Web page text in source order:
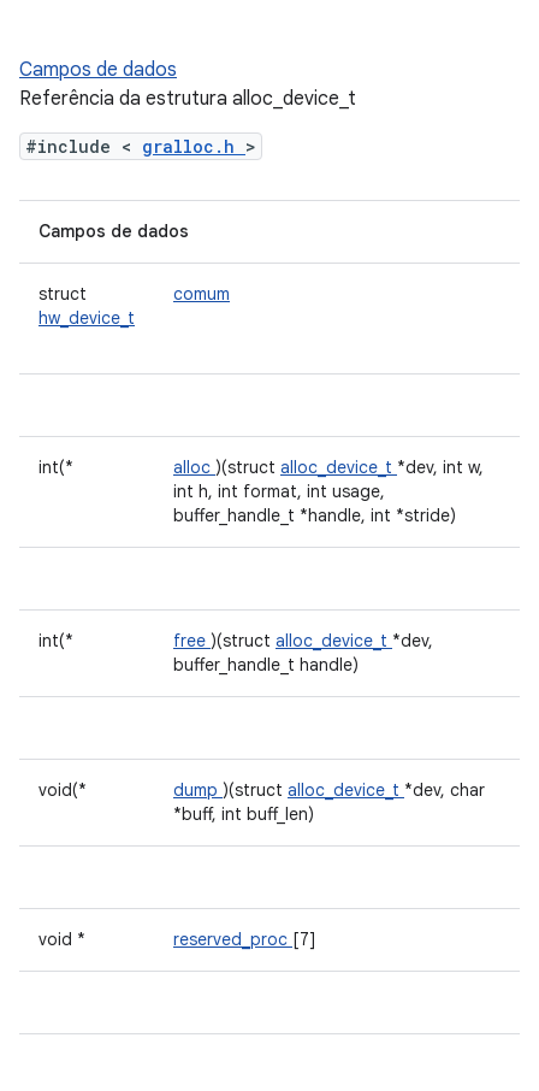
Campos de dados
Referência da estrutura alloc_device_t
#include < gralloc.h >
Campos de dados
struct
hw_device_t
comum
int(* alloc )(struct alloc_device_t *dev, int w,
int h, int format, int usage,
buffer_handle_t *handle, int *stride)
int(* free )(struct alloc_device_t *dev,
buffer_handle_t handle)
void(* dump )(struct alloc_device_t *dev, char
*buff, int buff_len)
void * reserved_proc [7]